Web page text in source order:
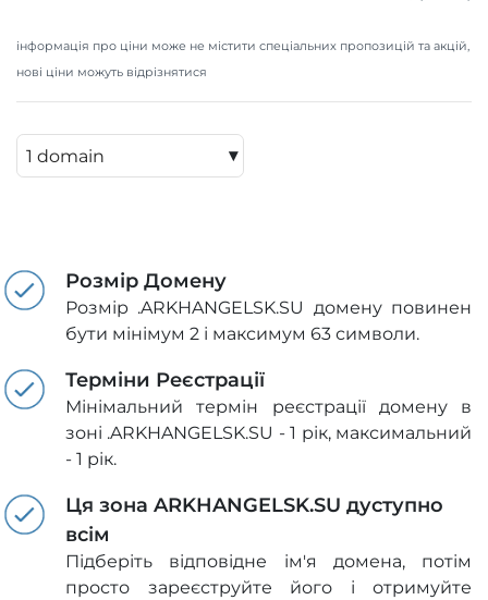
інформація про ціни може не містити спеціальних пропозицій та акцій,
нові ціни можуть відрізнятися
▾
Розмір Домену
Розмір .ARKHANGELSK.SU домену повинен
бути мінімум 2 і максимум 63 символи.
Терміни Реєстрації
Мінімальний термін реєстрації домену в
зоні .ARKHANGELSK.SU - 1 рік, максимальний
- 1 рік.
Ця зона ARKHANGELSK.SU дуступно
всім
Підберіть відповідне ім'я домена, потім
просто зареєструйте його і отримуйте